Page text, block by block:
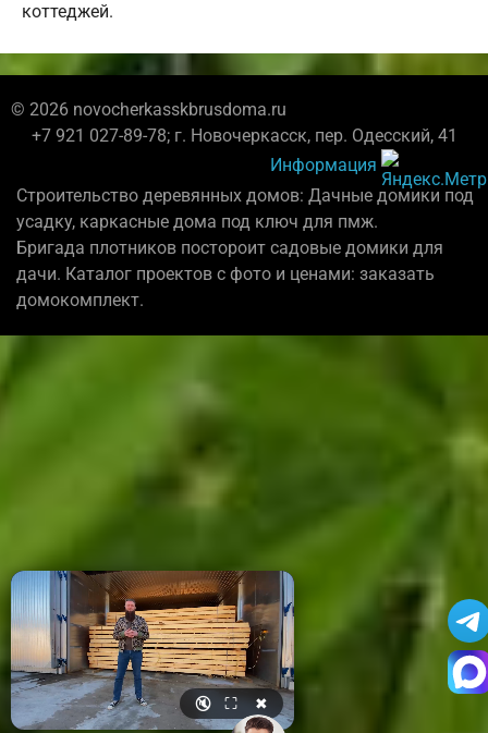
коттеджей.
© 2026 novocherkasskbrusdoma.ru
+7 921 027-89-78; г. Новочеркасск, пер. Одесский, 41
Информация
Строительство деревянных домов: Дачные домики под
усадку, каркасные дома под ключ для пмж.
Бригада плотников постороит садовые домики для
дачи. Каталог проектов с фото и ценами: заказать
домокомплект.
🔇 ⛶ ✖